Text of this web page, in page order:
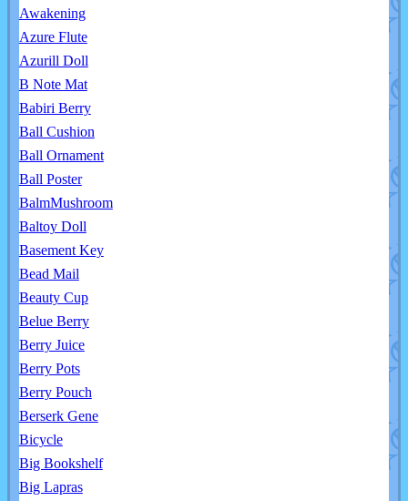
Awakening
Azure Flute
Azurill Doll
B Note Mat
Babiri Berry
Ball Cushion
Ball Ornament
Ball Poster
BalmMushroom
Baltoy Doll
Basement Key
Bead Mail
Beauty Cup
Belue Berry
Berry Juice
Berry Pots
Berry Pouch
Berserk Gene
Bicycle
Big Bookshelf
Big Lapras